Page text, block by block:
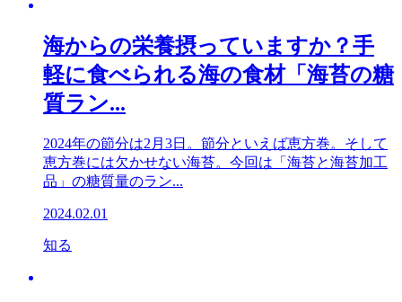
海からの栄養摂っていますか？手
軽に食べられる海の食材「海苔の糖
質ラン...
2024年の節分は2月3日。節分といえば恵方巻。そして
恵方巻には欠かせない海苔。今回は「海苔と海苔加工
品」の糖質量のラン...
2024.02.01
知る